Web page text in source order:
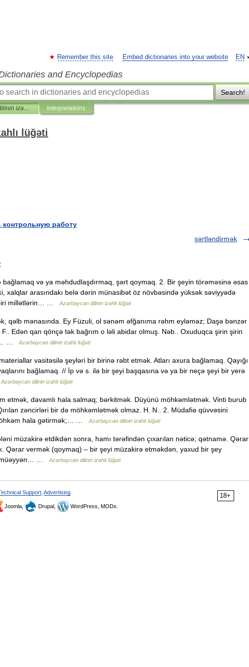
EN
Remember this site Embed dictionaries into your website
and Encyclopedias
Search!
Azərbaycan dilinin izahlı lüğəti Interpretations
lüğəti
работу
şərtləndirmək
və ya məhdudlaşdırmaq, şərt qoymaq. 2. Bir şeyin törəməsinə əsas
xalqlar arasındakı belə dərin münasibət öz növbəsində yüksək səviyyədə
biri millətlərin… …
Azərbaycan dilinin izahlı lüğəti
qəlb mənasında. Ey Füzuli, ol sənəm əfğanıma rəhm eyləməz; Daşə bənzər
Edən qan qönçə tək bağrım o ləli abidar olmuş. Nəb.. Oxuduqca şirin şirin
…
Azərbaycan dilinin izahlı lüğəti
vasitəsilə şeyləri bir birinə rəbt etmək. Atları axura bağlamaq. Qayığı
bağlamaq. // İp və s. ilə bir şeyi başqasına və ya bir neçə şeyi bir yerə
Azərbaycan dilinin izahlı lüğəti
etmək, davamlı hala salmaq; bərkitmək. Düyünü möhkəmlətmək. Vinti burub
zəncirləri bir də möhkəmlətmək olmaz. H. N.. 2. Müdafiə qüvvəsini
hala gətirmək;… …
Azərbaycan dilinin izahlı lüğəti
müzakirə etdikdən sonra, hamı tərəfindən çıxarılan nəticə; qətnamə. Qərar
Qərar vermək (qoymaq) – bir şeyi müzakirə etməkdən, yaxud bir şey
müəyyən… …
Azərbaycan dilinin izahlı lüğəti
18+
Support Advertising
Joomla, Drupal, WordPress, MODx.